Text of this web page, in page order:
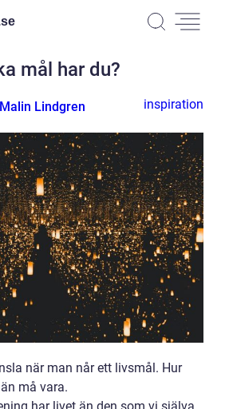
se
mål har du?
Malin Lindgren inspiration
när man når ett livsmål. Hur
må vara.